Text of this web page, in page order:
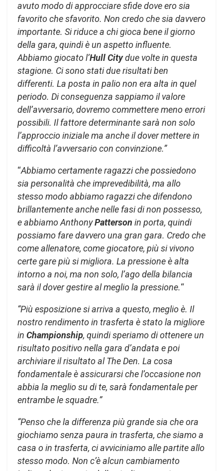
avuto modo di approcciare sfide dove ero sia
favorito che sfavorito. Non credo che sia davvero
importante. Si riduce a chi gioca bene il giorno
della gara, quindi è un aspetto influente.
Abbiamo giocato l’Hull Citydue volte in questa
stagione. Ci sono stati due risultati ben
differenti. La posta in palio non era alta in quel
periodo. Di conseguenza sappiamo il valore
dell’avversario, dovremo commettere meno errori
possibili. Il fattore determinante sarà non solo
l’approccio iniziale ma anche il dover mettere in
difficoltà l’avversario con convinzione.”
“Abbiamo certamente ragazzi che possiedono
sia personalità che imprevedibilità, ma allo
stesso modo abbiamo ragazzi che difendono
brillantemente anche nelle fasi di non possesso,
e abbiamo AnthonyPatterson in porta, quindi
possiamo fare davvero una gran gara. Credo che
come allenatore, come giocatore, più si vivono
certe gare più si migliora. La pressione è alta
intorno a noi, ma non solo, l’ago della bilancia
sarà il dover gestire al meglio la pressione.“
“Più esposizione si arriva a questo, meglio è. Il
nostro rendimento in trasferta è stato la migliore
in Championship, quindi speriamo di ottenere un
risultato positivo nella gara d’andata e poi
archiviare il risultato al The Den. La cosa
fondamentale è assicurarsi che l’occasione non
abbia la meglio su di te, sarà fondamentale per
entrambe le squadre.”
“Penso che la differenza più grande sia che ora
giochiamo senza paura in trasferta, che siamo a
casa o in trasferta, ci avviciniamo alle partite allo
stesso modo. Non c’è alcun cambiamento